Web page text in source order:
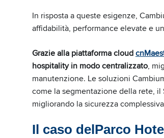
In risposta a queste esigenze,
affidabilità, performance elevate e
Grazie alla piattaforma cloud
hospitality in modo centralizzato,
manutenzione. Le soluzioni
come la segmentazione della rete, il
migliorando la sicurezza
Il caso delParco